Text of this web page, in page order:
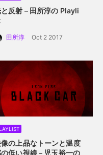
反射 – 田所淳の Playli
田所淳 Oct 2 2017
の上品なトーンと温度
低い視線 – 児玉裕一の